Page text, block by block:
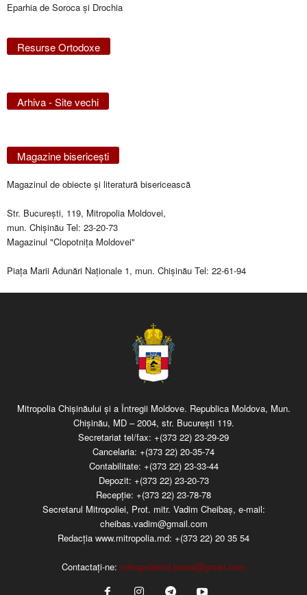
Eparhia de Soroca și Drochia
Resurse Ortodoxe
Arhiva - Site vechi
Magazine bisericeşti
Magazinul de obiecte şi literatură bisericească
Str. Bucureşti, 119, Mitropolia Moldovei,
mun. Chişinău Tel: 23-20-73
Magazinul "Clopotniţa Moldovei"
Piaţa Marii Adunări Naţionale 1, mun. Chişinău Tel: 22-61-94
Mitropolia Chişinăului şi a Întregii Moldove. Republica Moldova, Mun.
Chişinău, MD – 2004, str. Bucureşti 119.
Secretariat tel/fax: +(373 22) 23-29-29
Cancelaria: +(373 22) 20-35-74
Contabilitate: +(373 22) 23-33-44
Depozit: +(373 22) 23-20-73
Recepţie: +(373 22) 23-78-78
Secretarul Mitropoliei, Prot. mitr. Vadim Cheibaş, e-mail:
cheibas.vadim@gmail.com
Redacția www.mitropolia.md: +(373 22) 20 35 54
Contactați-ne: mitropoliamd.press@gmail.com